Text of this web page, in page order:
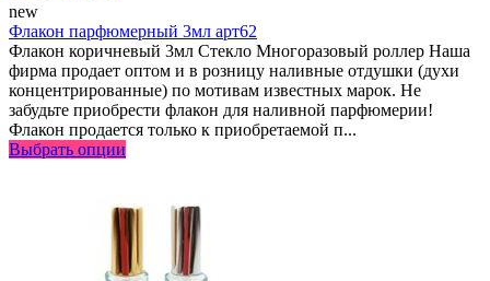
new
Флакон парфюмерный 3мл арт62
Флакон коричневый 3мл Стекло Многоразовый роллер Наша
фирма продает оптом и в розницу наливные отдушки (духи
концентрированные) по мотивам известных марок. Не
забудьте приобрести флакон для наливной парфюмерии!
Флакон продается только к приобретаемой п...
Выбрать опции